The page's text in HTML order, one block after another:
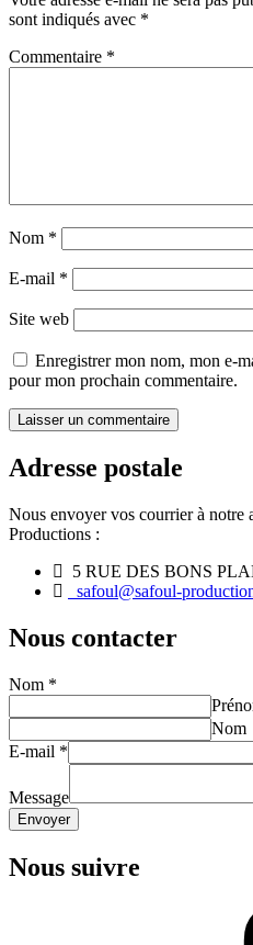
l’article
sont indiqués avec *
Commentaire *
Nom *
E-mail *
Site web
Enregistrer mon nom, mon e-
pour mon prochain commentaire.
Adresse postale
Nous envoyer vos courrier à notre
Productions :
5 RUE DES BONS
safoul@safoul-
Nous contacter
Nom *
Nom
E-mail *
Message
Envoyer
Nous suivre